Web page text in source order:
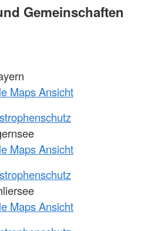
Gemeinschaften
Maps Ansicht
Maps Ansicht
Maps Ansicht